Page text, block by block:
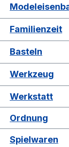
Familienzeit
Basteln
Werkzeug
Werkstatt
Ordnung
Spielwaren